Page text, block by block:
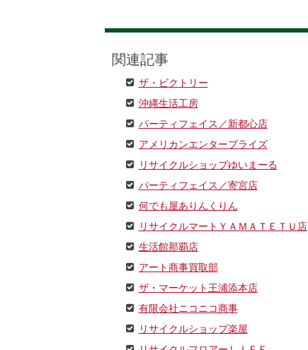
関連記事
ザ・ビクトリー
沖縄生活工房
パーティフェイス／新都心店
アメリカンエンタープライズ
リサイクルショップゆいまーる
パーティフェイス／寄宮店
何でも屋ありんくりん
リサイクルマートＹＡＭＡＴＥＴＵ店
生活館那覇店
アート商事買取部
ザ・マーケット王浦添本店
有限会社ニコニコ商事
リサイクルショップ楽屋